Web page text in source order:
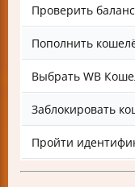
Проверить
Пополнить
Выбрать WB
Заблокировать
Пройти